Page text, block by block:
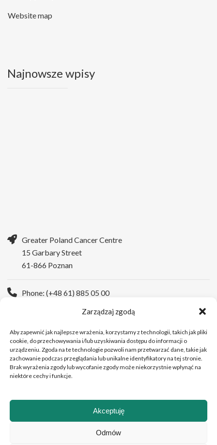
Zarządzaj zgodą
Aby zapewnić jak najlepsze wrażenia, korzystamy z technologii, takich jak pliki
cookie, do przechowywania i/lub uzyskiwania dostępu do informacji o
urządzeniu. Zgoda na te technologie pozwoli nam przetwarzać dane, takie jak
zachowanie podczas przeglądania lub unikalne identyfikatory na tej stronie.
Brak wyrażenia zgody lub wycofanie zgody może niekorzystnie wpłynąć na
niektóre cechy i funkcje.
Akceptuję
Odmów
Website map
Najnowsze wpisy
Greater Poland Cancer Centre
15 Garbary Street
61-866 Poznan
Phone: (+48 61) 885 05 00
Copyright © 2026Greater Poland Cancer Centre